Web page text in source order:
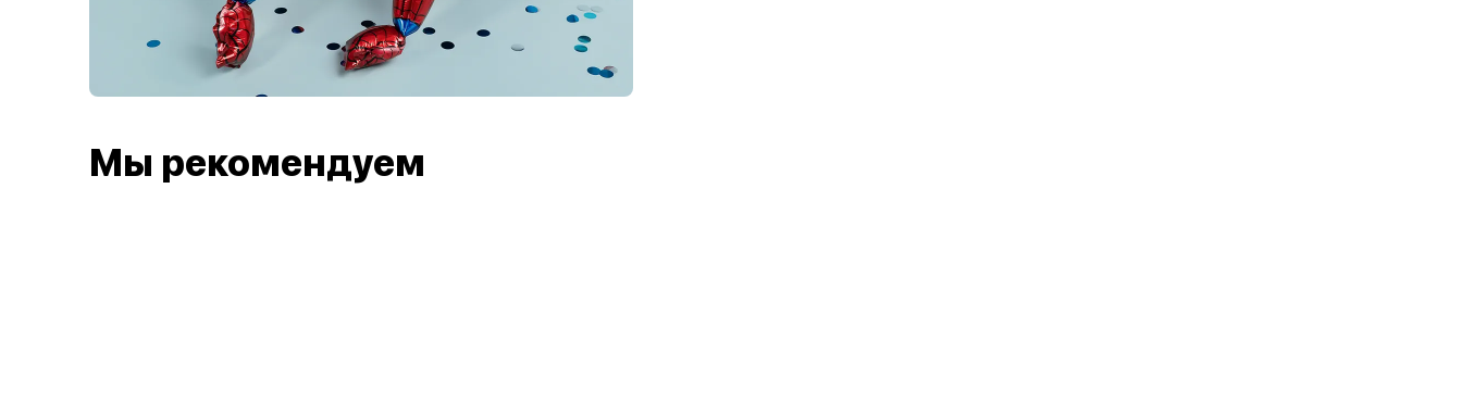
Мы рекомендуем